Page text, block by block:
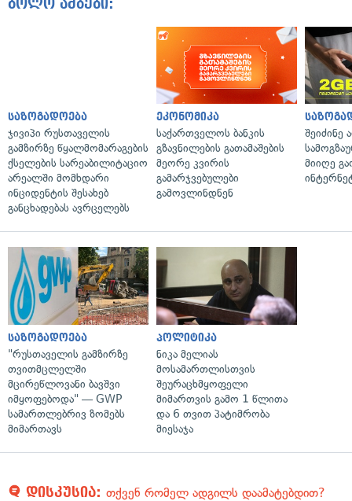
ბოლო ამბები:
საზოგადოება
ჯივიპი რუსთაველის
გამზირზე წყალმომარაგების
ქსელების სარეაბილიტაციო
არეალში მომხდარი
ინციდენტის შესახებ
განცხადებას ავრცელებს
ეკონომიკა
საქართველოს ბანკის
გზავნილების გათამაშების
მეორე კვირის
გამარჯვებულები
გამოვლინდნენ
შეიძინე
მიიღე
საზოგადოება
"რუსთაველის გამზირზე
თვითმცლელში
მცირეწლოვანი ბავშვი
იმყოფებოდა" — GWP
სამართლებრივ ზომებს
მიმართავს
პოლიტიკა
ნიკა მელიას
მოსამართლისთვის
შეურაცხმყოფელი
მიმართვის გამო 1 წლითა
და 6 თვით პატიმრობა
მიესაჯა
დისკუსია: თქვენ რომელ ადგილს დაამატებდით?